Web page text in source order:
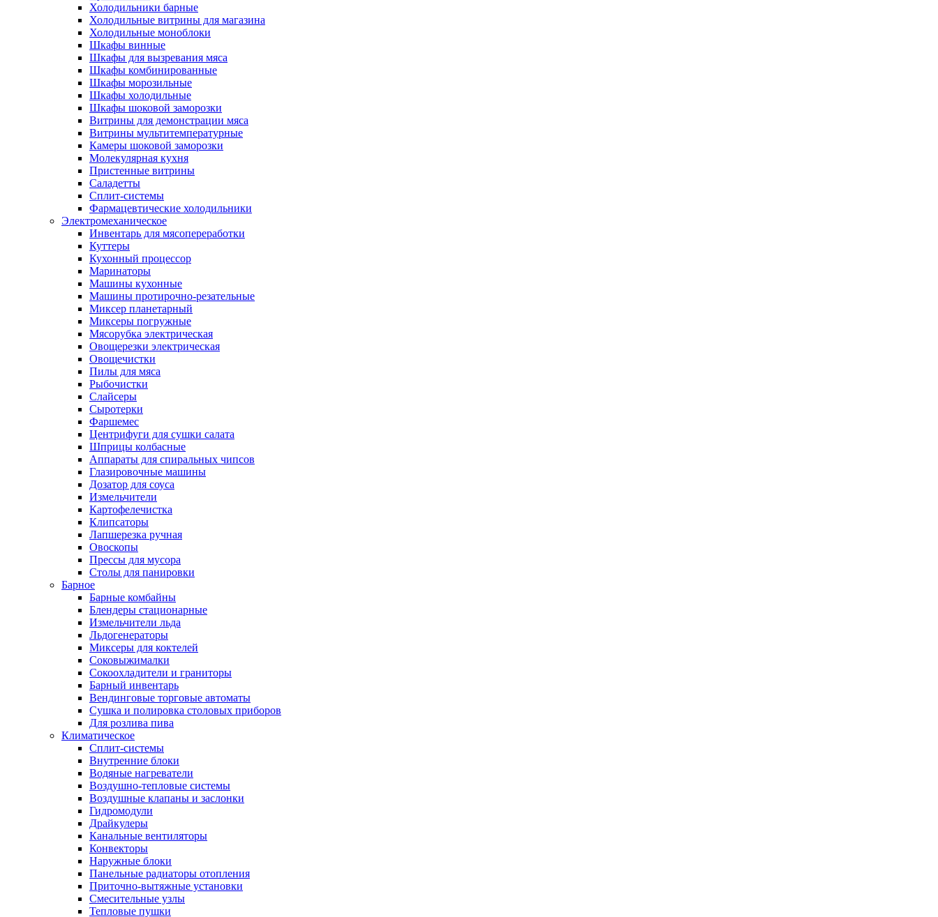
Холодильники барные
Холодильные витрины для магазина
Холодильные моноблоки
Шкафы винные
Шкафы для вызревания мяса
Шкафы комбинированные
Шкафы морозильные
Шкафы холодильные
Шкафы шоковой заморозки
Витрины для демонстрации мяса
Витрины мультитемпературные
Камеры шоковой заморозки
Молекулярная кухня
Пристенные витрины
Саладетты
Сплит-системы
Фармацевтические холодильники
Электромеханическое
Инвентарь для мясопереработки
Куттеры
Кухонный процессор
Маринаторы
Машины кухонные
Машины протирочно-резательные
Миксер планетарный
Миксеры погружные
Мясорубка электрическая
Овощерезки электрическая
Овощечистки
Пилы для мяса
Рыбочистки
Слайсеры
Сыротерки
Фаршемес
Центрифуги для сушки салата
Шприцы колбасные
Аппараты для спиральных чипсов
Глазировочные машины
Дозатор для соуса
Измельчители
Картофелечистка
Клипсаторы
Лапшерезка ручная
Овоскопы
Прессы для мусора
Столы для панировки
Барное
Барные комбайны
Блендеры стационарные
Измельчители льда
Льдогенераторы
Миксеры для коктелей
Соковыжималки
Сокоохладители и граниторы
Барный инвентарь
Вендинговые торговые автоматы
Сушка и полировка столовых приборов
Для розлива пива
Климатическое
Сплит-системы
Внутренние блоки
Водяные нагреватели
Воздушно-тепловые системы
Воздушные клапаны и заслонки
Гидромодули
Драйкулеры
Канальные вентиляторы
Конвекторы
Наружные блоки
Панельные радиаторы отопления
Приточно-вытяжные установки
Смесительные узлы
Тепловые пушки